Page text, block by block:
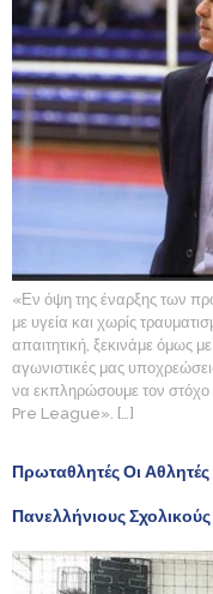
«Εν όψη της έναρξης των
με υγεία και χωρίς
απαιτητική, ξεκινάμε όμως
αγωνιστικές μας
να εκπληρώσουμε τον στόχο
Pre League». […]
Πρωταθλητές Οι
Πανελλήνιους